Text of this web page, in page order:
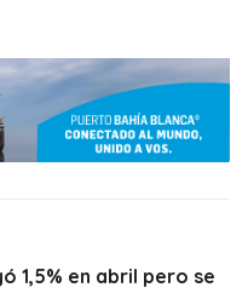
1,5% en abril pero se